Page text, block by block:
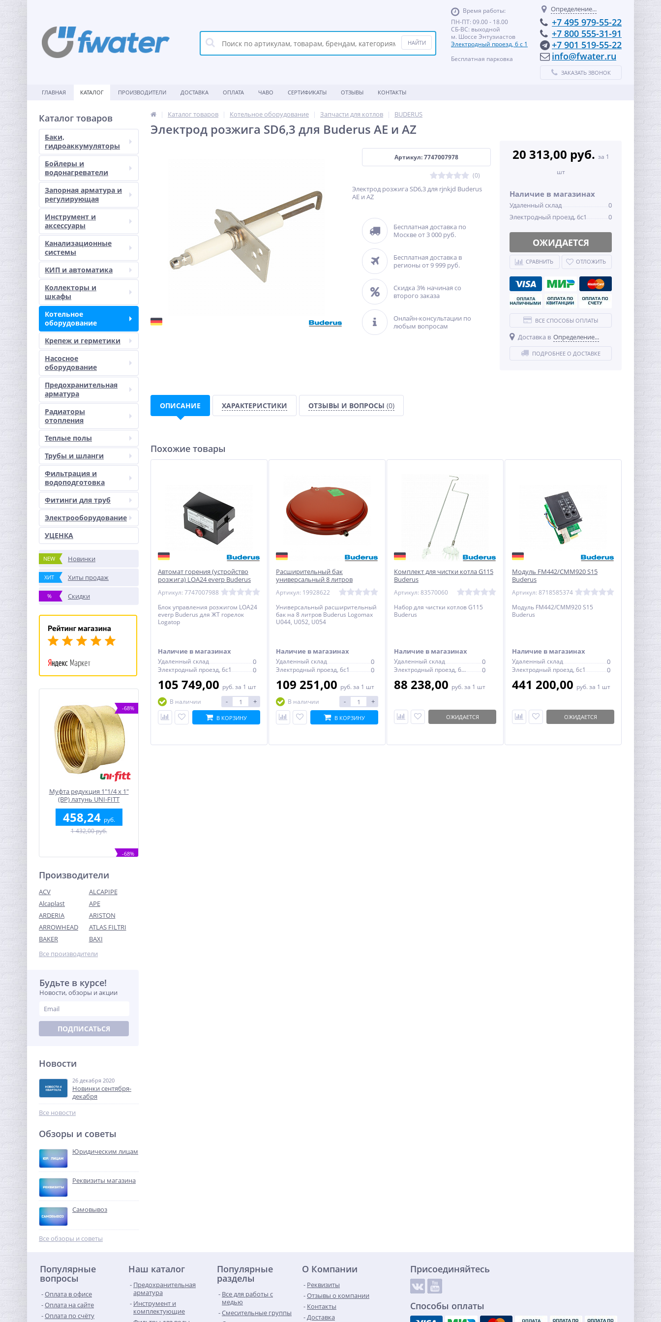
Время работы:
ПН-ПТ: 09.00 - 18.00
СБ-ВС: выходной
м. Шоссе Энтузиастов
Электродный проезд, 6 с 1
Бесплатная парковка
Определение...
+7 495 979-55-22
+7 800 555-31-91
+7 901 519-55-22
info@fwater.ru
ЗАКАЗАТЬ ЗВОНОК
ГЛАВНАЯ КАТАЛОГ ПРОИЗВОДИТЕЛИ ДОСТАВКА ОПЛАТА ЧАВО СЕРТИФИКАТЫ ОТЗЫВЫ КОНТАКТЫ
Каталог товаров
Баки,
гидроаккумуляторы
Бойлеры и
водонагреватели
Запорная арматура и
регулирующая
Инструмент и
аксессуары
Канализационные
системы
КИП и автоматика
Коллекторы и
шкафы
Котельное
оборудование
Крепеж и герметики
Насосное
оборудование
Предохранительная
арматура
Радиаторы
отопления
Теплые полы
Трубы и шланги
Фильтрация и
водоподготовка
Фитинги для труб
Электрооборудование
УЦЕНКА
NEW Новинки
ХИТ Хиты продаж
% Скидки
-68%
Муфта редукция 1"1/4 x 1"
(ВР) латунь UNI-FITT
458,24 руб.
1 432,00 руб.
-68%
Ниппель резьбовой 1/4" x
1/4" (НР) никель UNI-FITT
82,56
Набор сантехнических
прокладок (410 штук) 12
размеров O-ring /
IDRONORD (Италия)
499,00
Система контроля
протечек Neptun
Aquacontrol 3/4"
44 033,00 руб.
-68%
Производители
ACV
ALCAPIPE
Alcaplast
APE
ARDERIA
ARISTON
ARROWHEAD
ATLAS FILTRI
BAKER
BAXI
Все производители
Будьте в курсе!
Новости, обзоры и акции
ПОДПИСАТЬСЯ
Новости
26 декабря 2020
Новинки сентября-
декабря
Все новости
Обзоры и советы
Юридическим лицам
Реквизиты магазина
Самовывоз
Все обзоры и советы
Каталог товаров Котельное оборудование Запчасти для котлов BUDERUS
Электрод розжига SD6,3 для Buderus AE и AZ
Артикул: 7747007978
(0)
Электрод розжига SD6,3 для rjnkjd Buderus
AE и AZ
Бесплатная доставка по
Москве от 3 000 руб.
Бесплатная доставка в
регионы от 9 999 руб.
Скидка 3% начиная со
второго заказа
Онлайн-консультации по
любым вопросам
20 313,00 руб. за 1
шт
Наличие в магазинах
Удаленный склад
0
Электродный проезд, 6с1
0
ОЖИДАЕТСЯ
СРАВНИТЬ ОТЛОЖИТЬ
ВСЕ СПОСОБЫ ОПЛАТЫ
Доставка в Определение...
ПОДРОБНЕЕ О ДОСТАВКЕ
ОПИСАНИЕ ХАРАКТЕРИСТИКИ ОТЗЫВЫ И ВОПРОСЫ (0)
Похожие товары
Автомат горения (устройство
розжига) LOA24 everp Buderus
Артикул: 7747007988
Блок управления розжигом LOA24
everp Buderus для ЖТ горелок
Logatop
Наличие в магазинах
Удаленный склад 0
Электродный проезд, 6с1 0
105 749,00 руб. за 1 шт
В наличии
- +
В КОРЗИНУ
Расширительный бак
универсальный 8 литров
Buderus Logomax U044, U052,
U054
Артикул: 19928622
Универсальный расширительный
бак на 8 литров Buderus Logomax
U044, U052, U054
Наличие в магазинах
Удаленный склад 0
Электродный проезд, 6с1 0
109 251,00 руб. за 1 шт
В наличии
- +
В КОРЗИНУ
Комплект для чистки котла G115
Buderus
Артикул: 83570060
Набор для чистки котлов G115
Buderus
Наличие в магазинах
Удаленный склад 0
Электродный проезд, 6с1 0
88 238,00 руб. за 1 шт
ОЖИДАЕТСЯ
Модуль FM442/CMM920 S15
Buderus
Артикул: 8718585374
Модуль FM442/CMM920 S15
Buderus
Наличие в магазинах
Удаленный склад 0
Электродный проезд, 6с1 0
441 200,00 руб. за 1 шт
ОЖИДАЕТСЯ
Популярные
вопросы
Оплата в офисе
Оплата на сайте
Оплата по счёту
Наш каталог
Предохранительная
арматура
Инструмент и
комплектующие
Популярные
разделы
Все для работы с
медью
Смесительные группы
О Компании
Реквизиты
Отзывы о компании
Контакты
Доставка
Присоединяйтесь
Способы оплаты